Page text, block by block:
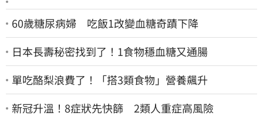
60歲糖尿病婦 吃飯1改變血糖奇蹟下降
日本長壽秘密找到了！1食物穩血糖又通腸
單吃酪梨浪費了！「搭3類食物」營養飆升
新冠升溫！8症狀先快篩 2類人重症高風險